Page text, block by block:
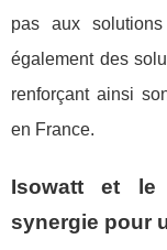
pas aux
également des
renforçant ainsi
en France.
Isowatt et le
synergie pour